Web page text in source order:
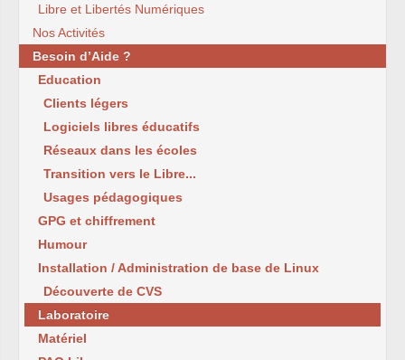
Libre et Libertés Numériques
Nos Activités
Besoin d’Aide ?
Education
Clients légers
Logiciels libres éducatifs
Réseaux dans les écoles
Transition vers le Libre...
Usages pédagogiques
GPG et chiffrement
Humour
Installation / Administration de base de Linux
Découverte de CVS
Laboratoire
Matériel